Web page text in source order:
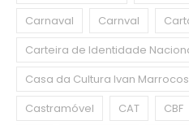
Carnaval
Carnval
Carteira de Identidade
Casa da Cultura Ivan Marrocos
Castramóvel
CAT CBF